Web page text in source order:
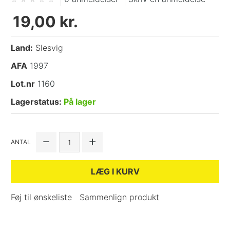
19,00 kr.
Land: Slesvig
AFA 1997
Lot.nr 1160
Lagerstatus: På lager
ANTAL
LÆG I KURV
Føj til ønskeliste Sammenlign produkt